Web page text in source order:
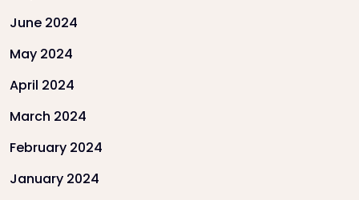
June 2024
May 2024
April 2024
March 2024
February 2024
January 2024